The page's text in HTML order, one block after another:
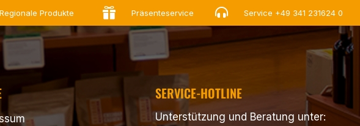
Regionale Produkte  Präsenteservice  Service +49 341 231624 0
SERVICE-HOTLINE
Unterstützung und Beratung unter: